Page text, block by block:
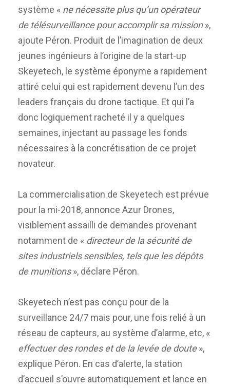
système « ne nécessite plus qu’un opérateur
de télésurveillance pour accomplir sa mission»,
ajoute Péron. Produit de l’imagination de deux
jeunes ingénieurs à l’origine de la start-up
Skeyetech, le système éponyme a rapidement
attiré celui qui est rapidement devenu l’un des
leaders français du drone tactique. Et qui l’a
donc logiquement racheté il y a quelques
semaines, injectant au passage les fonds
nécessaires à la concrétisation de ce projet
novateur.
La commercialisation de Skeyetech est prévue
pour la mi-2018, annonce Azur Drones,
visiblement assailli de demandes provenant
notamment de « directeur de la sécurité de
sites industriels sensibles, tels que les dépôts
de munitions», déclare Péron.
Skeyetech n’est pas conçu pour de la
surveillance 24/7 mais pour, une fois relié à un
réseau de capteurs, au système d’alarme, etc, «
effectuer des rondes et de la levée de doute»,
explique Péron. En cas d’alerte, la station
d’accueil s’ouvre automatiquement et lance en